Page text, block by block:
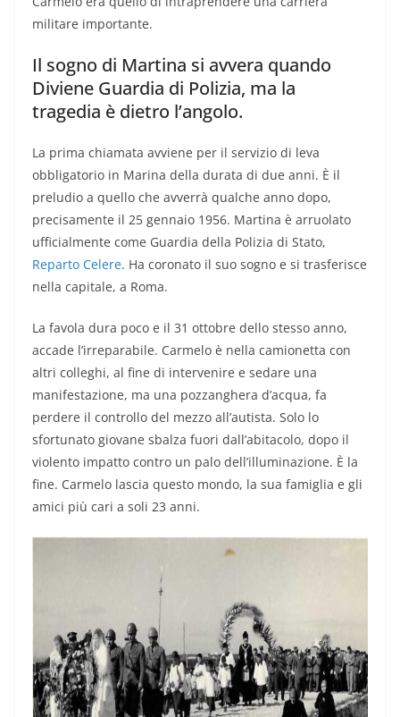
militare importante.
Il sogno di Martina si avvera quando
Diviene Guardia di Polizia, ma la
tragedia è dietro l’angolo.
La prima chiamata avviene per il servizio di leva
obbligatorio in Marina della durata di due anni. È il
preludio a quello che avverrà qualche anno dopo,
precisamente il 25 gennaio 1956. Martina è arruolato
ufficialmente come Guardia della Polizia di Stato,
Reparto Celere. Ha coronato il suo sogno e si trasferisce
nella capitale, a Roma.
La favola dura poco e il 31 ottobre dello stesso anno,
accade l’irreparabile. Carmelo è nella camionetta con
altri colleghi, al fine di intervenire e sedare una
manifestazione, ma una pozzanghera d’acqua, fa
perdere il controllo del mezzo all’autista. Solo lo
sfortunato giovane sbalza fuori dall’abitacolo, dopo il
violento impatto contro un palo dell’illuminazione. È la
fine. Carmelo lascia questo mondo, la sua famiglia e gli
amici più cari a soli 23 anni.